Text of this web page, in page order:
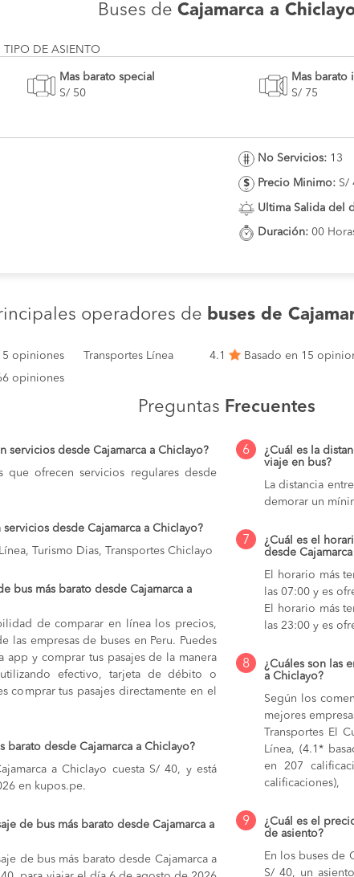
Buses de Cajamarca a
TIPO DE ASIENTO
Mas barato special
S/ 50
Mas barato
S/ 75
No Servicios: 13
Precio Minimo: S/
Ultima Salida del
Duración: 00
operadores de buses de
opiniones Transportes Línea 4.1 Basado en 15
opiniones
Preguntas Frecuentes
servicios desde Cajamarca a Chiclayo?
que ofrecen servicios regulares desde
desde Cajamarca a Chiclayo?
Turismo Dias, Transportes Chiclayo
bus más barato desde Cajamarca a
de comparar en línea los precios,
las empresas de buses en Peru. Puedes
app y comprar tus pasajes de la manera
efectivo, tarjeta de débito o
comprar tus pasajes directamente en el
barato desde Cajamarca a Chiclayo?
a Chiclayo cuesta S/ 40, y está
en kupos.pe.
de bus más barato desde Cajamarca a
de bus más barato desde Cajamarca a
6
¿Cuál es la
viaje en bus?
La distancia
demorar un
7
¿Cuál es el
desde
El horario más
las 07:00 y es
El horario más
las 23:00 y es
8
¿Cuáles son las
a Chiclayo?
Según los
mejores
Transportes El
Línea, (4.1*
en 207
calificaciones),
9
¿Cuál es el
de asiento?
En los buses de
S/ 40, un